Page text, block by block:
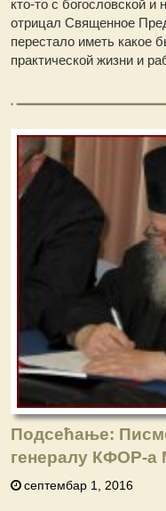
кто-то с богословской и
отрицал Священное
перестало иметь какое
практической жизни и
Подсећање:
генералу КФОР-а
септембар 1, 2016